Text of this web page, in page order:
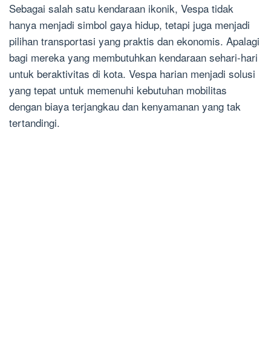
Sebagai salah satu kendaraan ikonik, Vespa tidak
hanya menjadi simbol gaya hidup, tetapi juga menjadi
pilihan transportasi yang praktis dan ekonomis. Apalagi
bagi mereka yang membutuhkan kendaraan sehari-hari
untuk beraktivitas di kota. Vespa harian menjadi solusi
yang tepat untuk memenuhi kebutuhan mobilitas
dengan biaya terjangkau dan kenyamanan yang tak
tertandingi.